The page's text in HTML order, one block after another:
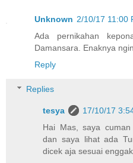
Unknown 2/10/17 11:00
Ada pernikahan
Damansara. Enaknya
Reply
Replies
tesya
17/10/17
Hai Mas, saya
dan saya lihat ada
dicek aja sesuai